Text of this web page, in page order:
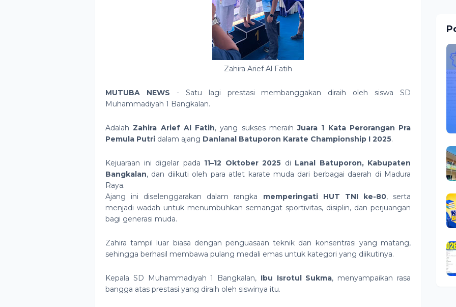
Zahira Arief Al Fatih
MUTUBA NEWS - Satu lagi prestasi membanggakan diraih oleh siswa SD
Muhammadiyah 1 Bangkalan.
Adalah Zahira Arief Al Fatih, yang sukses meraihJuara 1 Kata Perorangan Pra
Pemula Putri dalam ajang Danlanal Batuporon Karate Championship I 2025.
Kejuaraan ini digelar pada 11–12 Oktober 2025 di Lanal Batuporon, Kabupaten
Bangkalan, dan diikuti oleh para atlet karate muda dari berbagai daerah di Madura
Raya.
Ajang ini diselenggarakan dalam rangka memperingati HUT TNI ke-80, serta
menjadi wadah untuk menumbuhkan semangat sportivitas, disiplin, dan perjuangan
bagi generasi muda.
Zahira tampil luar biasa dengan penguasaan teknik dan konsentrasi yang matang,
sehingga berhasil membawa pulang medali emas untuk kategori yang diikutinya.
Kepala SD Muhammadiyah 1 Bangkalan, Ibu Isrotul Sukma, menyampaikan rasa
bangga atas prestasi yang diraih oleh siswinya itu.